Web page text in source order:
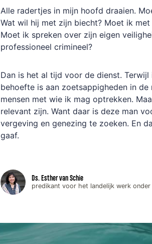
Alle radertjes in mijn hoofd draaien.
Wat wil hij met zijn biecht? Moet ik
Moet ik spreken over zijn eigen
professioneel crimineel?
Dan is het al tijd voor de dienst.
behoefte is aan zoetsappigheden in
mensen met wie ik mag optrekken.
relevant zijn. Want daar is deze man
vergeving en genezing te zoeken. En
gaaf.
Ds. Esther van Schie
predikant voor het landelijk werk onder